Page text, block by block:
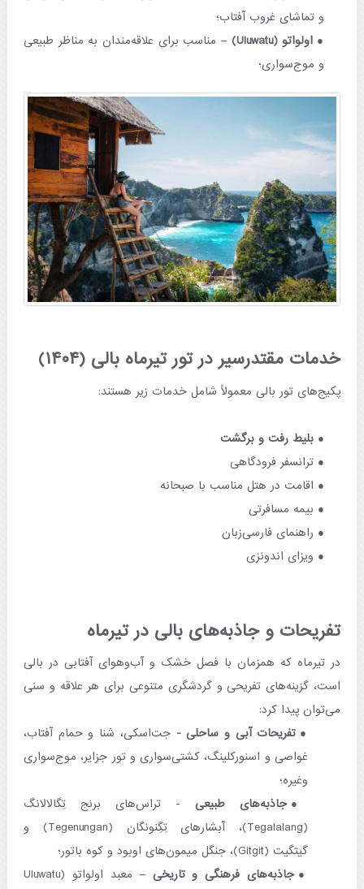
و تماشای غروب آفتاب؛
اولواتو (Uluwatu)
– مناسب برای علاقه‌مندان به مناظر طبیعی
و موج‌سواری؛
خدمات مقتدرسیر در تور تیرماه بالی (۱۴۰۴)
پکیج‌های تور بالی معمولاً شامل خدمات زیر هستند:
بلیط رفت و برگشت
ترانسفر فرودگاهی
اقامت در هتل مناسب با صبحانه
بیمه مسافرتی
راهنمای فارسی‌زبان
ویزای اندونزی
تفریحات و جاذبه‌های بالی در تیرماه
در تیرماه که همزمان با فصل خشک و آب‌وهوای آفتابی در بالی
است، گزینه‌های تفریحی و گردشگری متنوعی برای هر علاقه و سنی
می‌توان پیدا کرد:
تفریحات آبی و ساحلی - جت‌اسکی، شنا و حمام آفتاب،
غواصی و اسنورکلینگ، کشتی‌سواری و تور جزایر، موج‌سواری
وغیره؛
جاذبه‌های طبیعی- تراس‌های برنج تِگالالانگ
(Tegalalang)، آبشارهای تِگِنونگان (Tegenungan) و
گیتگیت (Gitgit)، جنگل میمون‌های اوبود و کوه باتور؛
جاذبه‌های فرهنگی و تاریخی
– معبد اولواتو (Uluwatu